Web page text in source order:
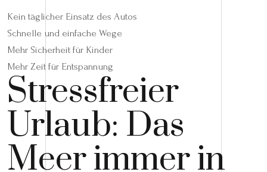
Kein täglicher Einsatz des Autos
Schnelle und einfache Wege
Mehr Sicherheit für Kinder
Mehr Zeit für Entspannung
Stressfreier
Urlaub: Das
Meer immer in